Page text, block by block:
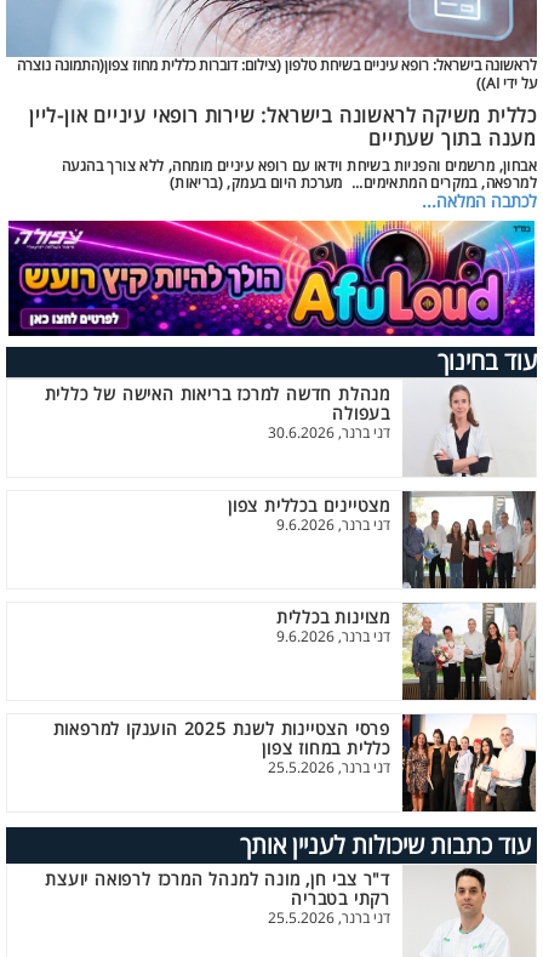
לראשונה בישראל: רופא עיניים בשיחת טלפון (צילום: דוברות כללית מחוז צפון(התמונה נוצרה
על ידי AI))
כללית משיקה לראשונה בישראל: שירות רופאי עיניים און-ליין
מענה בתוך שעתיים
אבחון, מרשמים והפניות בשיחת וידאו עם רופא עיניים מומחה, ללא צורך בהגעה
למרפאה, במקרים המתאימים... מערכת היום בעמק, (בריאות)
לכתבה המלאה...
עוד בחינוך
מנהלת חדשה למרכז בריאות האישה של כללית
בעפולה
דני ברנר, 30.6.2026
מצטיינים בכללית צפון
דני ברנר, 9.6.2026
מצוינות בכללית
דני ברנר, 9.6.2026
פרסי הצטיינות לשנת 2025 הוענקו למרפאות
כללית במחוז צפון
דני ברנר, 25.5.2026
עוד כתבות שיכולות לעניין אותך
ד"ר צבי חן, מונה למנהל המרכז לרפואה יועצת
רקתי בטבריה
דני ברנר, 25.5.2026